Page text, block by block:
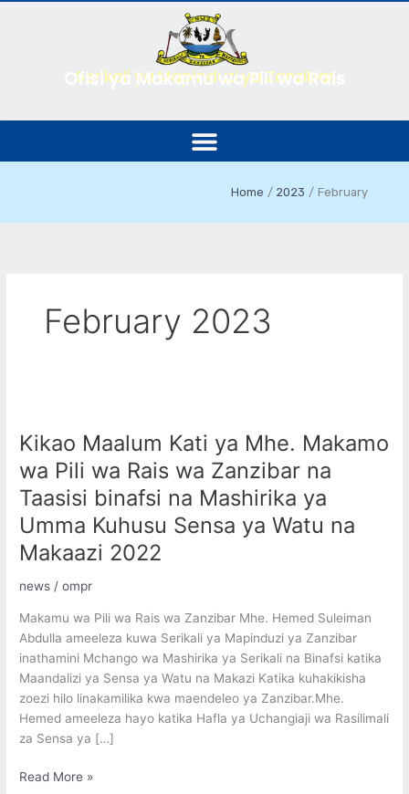
Serikali ya Mapinduzi ya Zanzibar
Ofisi ya Makamu wa Pili wa Rais
Home 2023 February
February 2023
Kikao Maalum Kati ya Mhe. Makamo
wa Pili wa Rais wa Zanzibar na
Taasisi binafsi na Mashirika ya
Umma Kuhusu Sensa ya Watu na
Makaazi 2022
news /ompr
Makamu wa Pili wa Rais wa Zanzibar Mhe. Hemed Suleiman
Abdulla ameeleza kuwa Serikali ya Mapinduzi ya Zanzibar
inathamini Mchango wa Mashirika ya Serikali na Binafsi katika
Maandalizi ya Sensa ya Watu na Makazi Katika kuhakikisha
zoezi hilo linakamilika kwa maendeleo ya Zanzibar.Mhe.
Hemed ameeleza hayo katika Hafla ya Uchangiaji wa Rasilimali
za Sensa ya […]
Kati
Mhe.
Makamo
wa
Pili
wa
Rais
Zanzibar
na
Taasisi
binafsi
na
Mashirika
ya
Kuhusu
Read More »